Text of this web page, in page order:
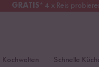
GRATIS* 4 x Reis
Kochwelten Schnelle